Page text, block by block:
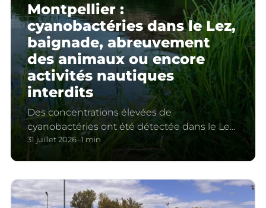
Montpellier :
cyanobactéries dans le Lez,
baignade, abreuvement
des animaux ou encore
activités nautiques
interdits
Des concentrations élevées de
cyanobactéries ont été détectée dans le Lez
annonce la Ville de Montpellier. Plusieurs
31 juillet 2026 1 min